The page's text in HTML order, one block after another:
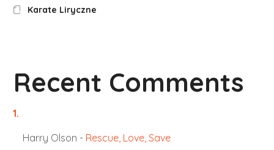
Karate Liryczne
Recent Comments
Harry Olson - Rescue, Love, Save